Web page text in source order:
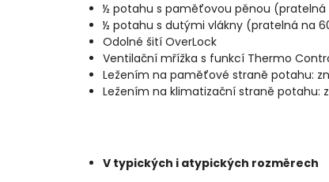
½ potahu s paměťovou pěnou (pratelná
½ potahu s dutými vlákny (pratelná na
Odolné šití OverLock
Ventilační mřížka s funkcí Thermo
Ležením na paměťové straně potahu:
Ležením na klimatizační straně potahu:
V typických i atypických rozměrech